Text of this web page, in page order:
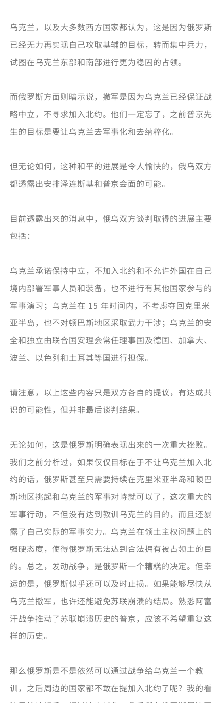
乌克兰，以及大多数西方国家都认为，这是因为俄罗斯
已经无力再实现自己攻取基辅的目标，转而集中兵力，
试图在乌克兰东部和南部进行更为稳固的占领。
而俄罗斯方面则暗示说，撤军是因为乌克兰已经保证战
略中立，不寻求加入北约。他们一定忘了，之前普京先
生的目标是要让乌克兰去军事化和去纳粹化。
但无论如何，这种和平的进展是令人愉快的，俄乌双方
都透露出安排泽连斯基和普京会面的可能。
目前透露出来的消息中，俄乌双方谈判取得的进展主要
包括：
乌克兰承诺保持中立，不加入北约和不允许外国在自己
境内部署军事人员和装备，也不进行有其他国家参与的
军事演习；乌克兰在 15 年时间内，不考虑夺回克里米
亚半岛，也不对顿巴斯地区采取武力干涉；乌克兰的安
全和独立由联合国安理会常任理事国及德国、加拿大、
波兰、以色列和土耳其等国进行担保。
请注意，以上这些内容只是双方各自的提议，有达成共
识的可能性，但并非最后谈判结果。
无论如何，这是俄罗斯明确表现出来的一次重大挫败。
我们之前分析过，如果仅仅目标在于不让乌克兰加入北
约的话，俄罗斯甚至只需要持续在克里米亚半岛和顿巴
斯地区挑起和乌克兰的军事对峙就可以了，这次重大的
军事行动，不但没有达到教训乌克兰的目的，而且还暴
露了自己实际的军事实力。乌克兰在领土主权问题上的
强硬态度，使得俄罗斯无法达到合法拥有被占领土的目
的。总之，发动战争，是俄罗斯一个糟糕的决定。但幸
运的是，俄罗斯似乎还可以及时止损。如果能够尽快从
乌克兰撤军，也许还能避免苏联崩溃的结局。熟悉阿富
汗战争推动了苏联崩溃历史的普京，应该不希望重复这
样的历史。
那么俄罗斯是不是依然可以通过战争给乌克兰一个教
训，之后周边的国家都不敢在提加入北约了呢？我的看